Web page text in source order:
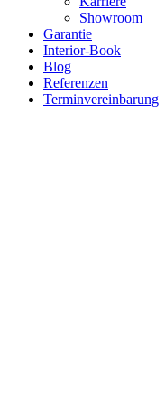
Showroom
Garantie
Interior-Book
Blog
Referenzen
Terminvereinbarung